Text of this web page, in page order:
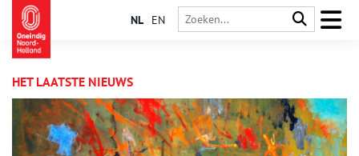
NL EN
HET LAATSTE NIEUWS